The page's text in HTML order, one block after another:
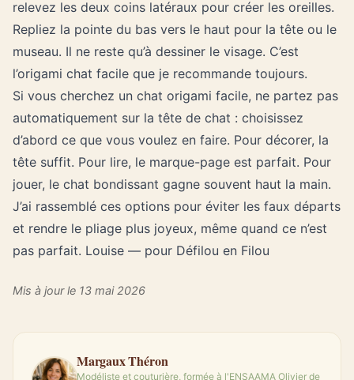
relevez les deux coins latéraux pour créer les oreilles.
Repliez la pointe du bas vers le haut pour la tête ou le
museau. Il ne reste qu’à dessiner le visage. C’est
l’origami chat facile que je recommande toujours.
Si vous cherchez un chat origami facile, ne partez pas
automatiquement sur la tête de chat : choisissez
d’abord ce que vous voulez en faire. Pour décorer, la
tête suffit. Pour lire, le marque-page est parfait. Pour
jouer, le chat bondissant gagne souvent haut la main.
J’ai rassemblé ces options pour éviter les faux départs
et rendre le pliage plus joyeux, même quand ce n’est
pas parfait. Louise — pour Défilou en Filou
Mis à jour le 13 mai 2026
Margaux Théron
Modéliste et couturière, formée à l'ENSAAMA Olivier de